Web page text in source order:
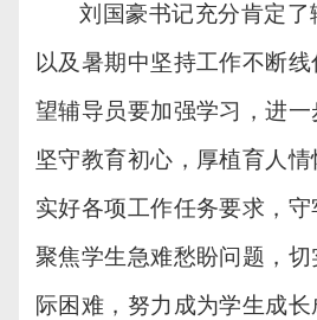
刘国豪书记充分肯定
以及暑期中坚持工作不断
望辅导员要加强学习，进一
坚守教育初心，厚植育人
实好各项工作任务要求，守
聚焦学生急难愁盼问题，
际困难，努力成为学生成长